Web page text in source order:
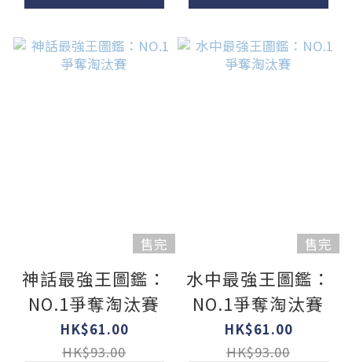
售完
神話最強王圖鑑：
NO.1爭奪淘汰賽
HK$61.00
HK$93.00
售完
水中最強王圖鑑：
NO.1爭奪淘汰賽
HK$61.00
HK$93.00